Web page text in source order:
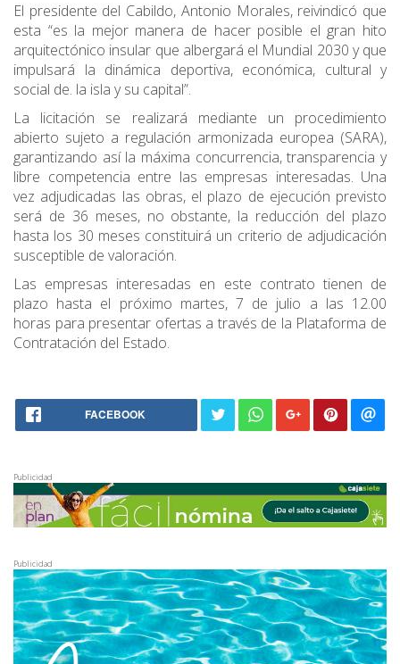
El presidente del Cabildo, Antonio Morales, reivindicó que
esta “es la mejor manera de hacer posible el gran hito
arquitectónico insular que albergará el Mundial 2030 y que
impulsará la dinámica deportiva, económica, cultural y
social de. la isla y su capital”.
La licitación se realizará mediante un procedimiento
abierto sujeto a regulación armonizada europea (SARA),
garantizando así la máxima concurrencia, transparencia y
libre competencia entre las empresas interesadas. Una
vez adjudicadas las obras, el plazo de ejecución previsto
será de 36 meses, no obstante, la reducción del plazo
hasta los 30 meses constituirá un criterio de adjudicación
susceptible de valoración.
Las empresas interesadas en este contrato tienen de
plazo hasta el próximo martes, 7 de julio a las 12.00
horas para presentar ofertas a través de la Plataforma de
Contratación del Estado.
FACEBOOK
Publicidad
Publicidad